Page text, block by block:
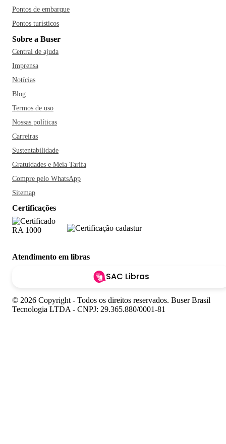
Pontos de embarque
Pontos turísticos
Sobre a Buser
Central de ajuda
Imprensa
Notícias
Blog
Termos de uso
Nossas políticas
Carreiras
Sustentabilidade
Gratuidades e Meia Tarifa
Compre pelo WhatsApp
Sitemap
Certificações
Atendimento em libras
SAC Libras
© 2026 Copyright - Todos os direitos reservados. Buser Brasil
Tecnologia LTDA - CNPJ: 29.365.880/0001-81